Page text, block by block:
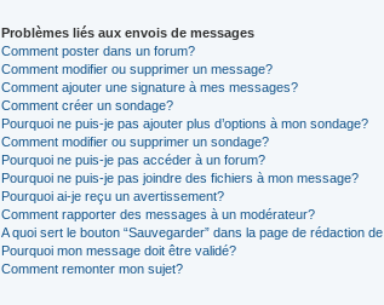
Problèmes liés aux envois de messages
Comment poster dans un forum?
Comment modifier ou supprimer un message?
Comment ajouter une signature à mes messages?
Comment créer un sondage?
Pourquoi ne puis-je pas ajouter plus d’options à mon sondage?
Comment modifier ou supprimer un sondage?
Pourquoi ne puis-je pas accéder à un forum?
Pourquoi ne puis-je pas joindre des fichiers à mon message?
Pourquoi ai-je reçu un avertissement?
Comment rapporter des messages à un modérateur?
A quoi sert le bouton “Sauvegarder” dans la page de rédaction
Pourquoi mon message doit être validé?
Comment remonter mon sujet?